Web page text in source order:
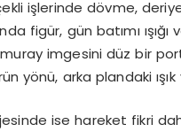
işlerinde dövme,
figür, gün batımı
imgesini düz bir
yönü, arka plandaki
ise hareket fikri